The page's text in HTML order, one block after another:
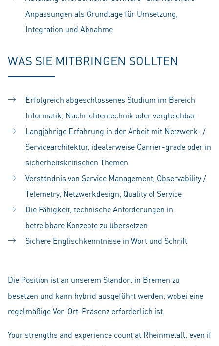
Anpassungen als Grundlage für Umsetzung,
Integration und Abnahme
WAS SIE MITBRINGEN SOLLTEN
Erfolgreich abgeschlossenes Studium im Bereich
Informatik, Nachrichtentechnik oder vergleichbar
Langjährige Erfahrung in der Arbeit mit Netzwerk- /
Servicearchitektur, idealerweise Carrier-grade oder in
sicherheitskritischen Themen
Verständnis von Service Management, Observability /
Telemetry, Netzwerkdesign, Quality of Service
Die Fähigkeit, technische Anforderungen in
betreibbare Konzepte zu übersetzen
Sichere Englischkenntnisse in Wort und Schrift
Die Position ist an unserem Standort in Bremen zu
besetzen und kann hybrid ausgeführt werden, wobei eine
regelmäßige Vor-Ort-Präsenz erforderlich ist.
Your strengths and experience count at Rheinmetall, even if